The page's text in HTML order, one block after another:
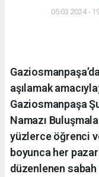
05.03.2024 -
aşılamak
Gaziosmanpaşa
Namazı
yüzlerce öğrenci
boyunca her
düzenlenen sabah